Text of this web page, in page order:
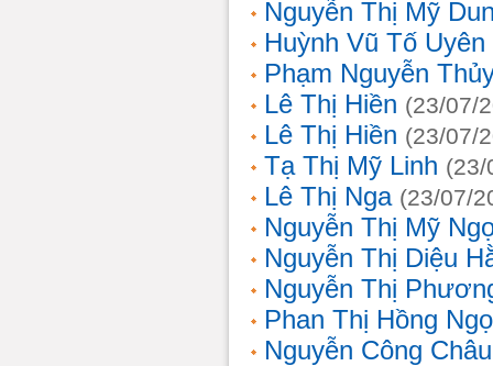
Nguyễn Thị Mỹ
Huỳnh Vũ Tố Uyên
Phạm Nguyễn
Lê Thị Hiền (23/07/
Lê Thị Hiền (23/07/
Tạ Thị Mỹ Linh (23/
Lê Thị Nga (23/07/
Nguyễn Thị Mỹ
Nguyễn Thị Diệu
Nguyễn Thị
Phan Thị Hồng
Nguyễn Công Châu